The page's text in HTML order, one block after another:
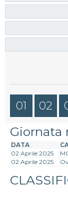
01 02
Giornata
DATA
02 Aprile 2025
02 Aprile 2025